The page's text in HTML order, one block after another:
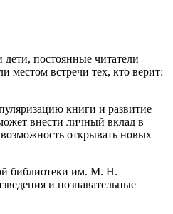
постоянные читатели
местом встречи тех, кто верит:
книги и развитие
внести личный вклад в
открывать новых
библиотеки им. М. Н.
и познавательные